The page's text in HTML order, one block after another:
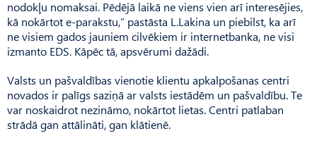
nodokļu nomaksai. Pēdējā laikā ne viens vien arī interesējies,
kā nokārtot e-parakstu,” pastāsta L.Lakina un piebilst, ka arī
ne visiem gados jauniem cilvēkiem ir internetbanka, ne visi
izmanto EDS. Kāpēc tā, apsvērumi dažādi.
Valsts un pašvaldības vienotie klientu apkalpošanas centri
novados ir palīgs saziņā ar valsts iestādēm un pašvaldību. Te
var noskaidrot nezināmo, nokārtot lietas. Centri patlaban
strādā gan attālināti, gan klātienē.